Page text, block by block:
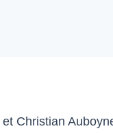
et Christian